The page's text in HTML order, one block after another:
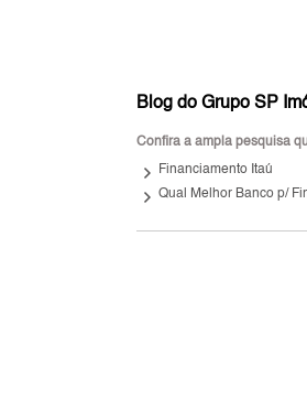
Blog do Grupo SP
Confira a ampla pesquisa
keyboard_arrow_right Financiamento Itaú
keyboard_arrow_rightQual Melhor Banco p/